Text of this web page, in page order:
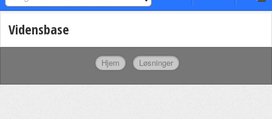
Vidensbase
Hjem Løsninger